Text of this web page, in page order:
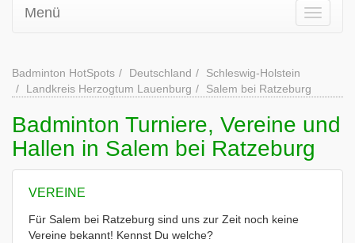
Menü
Badminton HotSpots Deutschland
Schleswig-Holstein
Landkreis Herzogtum Lauenburg
Salem bei Ratzeburg
Badminton Turniere, Vereine und
Hallen in Salem bei Ratzeburg
VEREINE
Für Salem bei Ratzeburg sind uns zur Zeit noch keine
Vereine bekannt! Kennst Du welche?